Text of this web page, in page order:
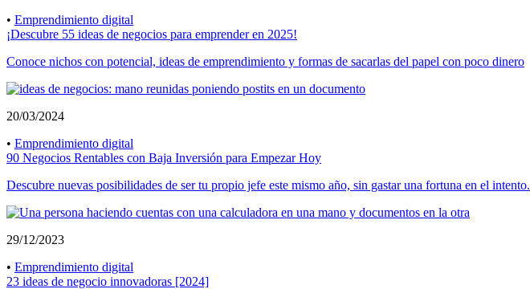
• Emprendimiento digital
¡Descubre 55 ideas de negocios para emprender en 2025!
Conoce nichos con potencial, ideas de emprendimiento y formas de sacarlas del papel con poco dinero
20/03/2024
• Emprendimiento digital
90 Negocios Rentables con Baja Inversión para Empezar Hoy
Descubre nuevas posibilidades de ser tu propio jefe este mismo año, sin gastar una fortuna en el intento.
29/12/2023
• Emprendimiento digital
23 ideas de negocio innovadoras [2024]